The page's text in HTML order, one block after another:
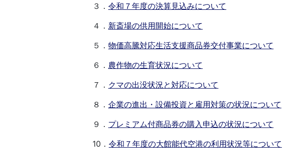
３． 令和７年度の決算見込みについて
４． 新斎場の供用開始について
５． 物価高騰対応生活支援商品券交付事業について
６． 農作物の生育状況について
７． クマの出没状況と対応について
８． 企業の進出・設備投資と雇用対策の状況について
９． プレミアム付商品券の購入申込の状況について
10． 令和７年度の大館能代空港の利用状況等について